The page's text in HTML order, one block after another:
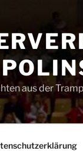
aus der